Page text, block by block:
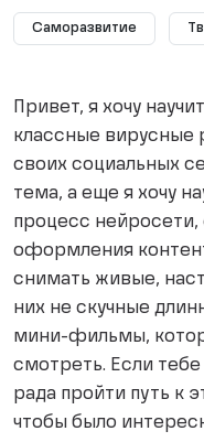
Саморазвитие
Привет, я хочу
классные вирусные
своих социальных
тема, а еще я хочу
процесс нейросети,
оформления
снимать живые,
них не скучные
мини-фильмы,
смотреть. Если тебе
рада пройти путь к
чтобы было